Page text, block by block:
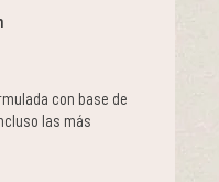
con base de
las más